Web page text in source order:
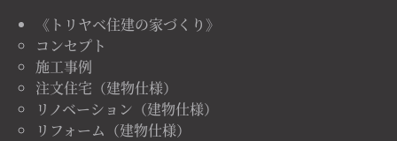
《トリヤベ住建の家づくり》
コンセプト
施工事例
注文住宅（建物仕様）
リノベーション（建物仕様）
リフォーム（建物仕様）